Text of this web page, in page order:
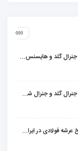
مقایسه کولر گازی گری و کریر و ال جی و جنرال گلد و هایسنس و مدیا و اجنرال
مقایسه کولر گازی گری و کریر و ال جی و جنرال گلد و جنرال شکار و سامسونگ و یونیوا
چرا آهن بتا، نخستین انتخاب برای گل میخ عرشه فولادی در ایران است؟